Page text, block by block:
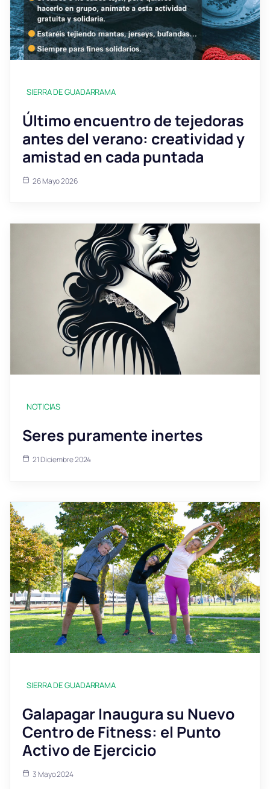
SIERRA DE GUADARRAMA
Último encuentro de tejedoras
antes del verano: creatividad y
amistad en cada puntada
26 Mayo 2026
NOTICIAS
Seres puramente inertes
21 Diciembre 2024
SIERRA DE GUADARRAMA
Galapagar Inaugura su Nuevo
Centro de Fitness: el Punto
Activo de Ejercicio
3 Mayo 2024